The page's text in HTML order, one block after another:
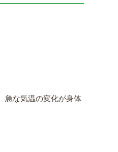
急な気温の変化が身体